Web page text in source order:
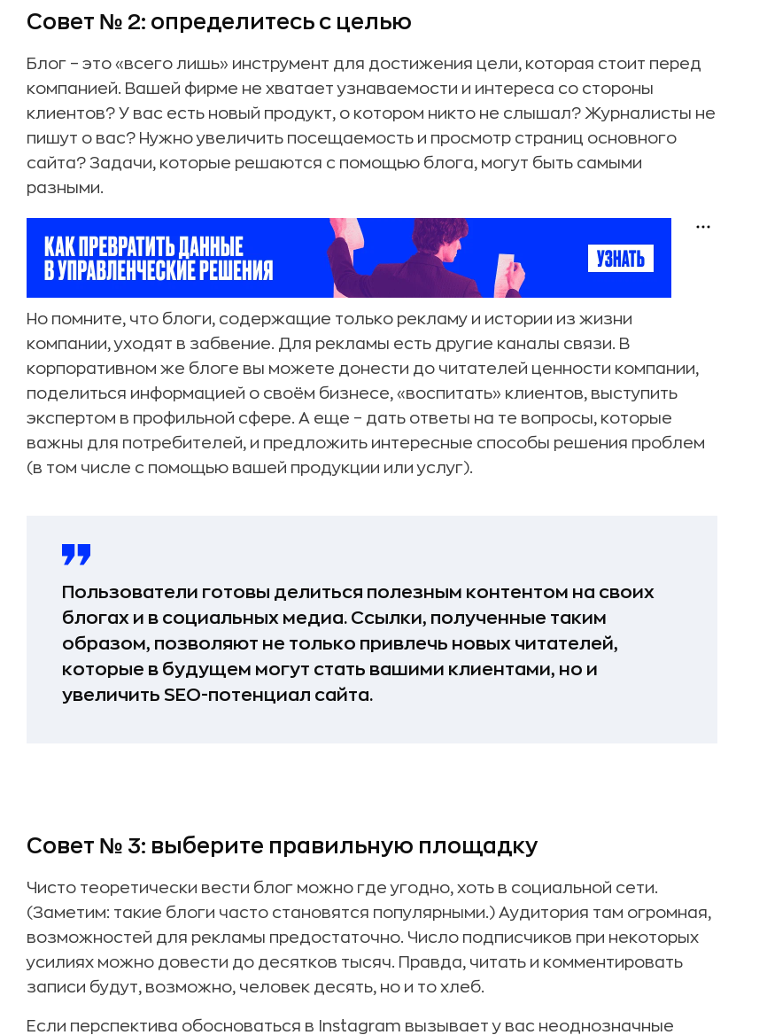
Совет № 2: определитесь с целью
Блог – это «всего лишь» инструмент для достижения цели, которая стоит перед
компанией. Вашей фирме не хватает узнаваемости и интереса со стороны
клиентов? У вас есть новый продукт, о котором никто не слышал? Журналисты не
пишут о вас? Нужно увеличить посещаемость и просмотр страниц основного
сайта? Задачи, которые решаются с помощью блога, могут быть самыми
разными.
Но помните, что блоги, содержащие только рекламу и истории из жизни
компании, уходят в забвение. Для рекламы есть другие каналы связи. В
корпоративном же блоге вы можете донести до читателей ценности компании,
поделиться информацией о своём бизнесе, «воспитать» клиентов, выступить
экспертом в профильной сфере. А еще – дать ответы на те вопросы, которые
важны для потребителей, и предложить интересные способы решения проблем
(в том числе с помощью вашей продукции или услуг).
Пользователи готовы делиться полезным контентом на своих
блогах и в социальных медиа. Ссылки, полученные таким
образом, позволяют не только привлечь новых читателей,
которые в будущем могут стать вашими клиентами, но и
увеличить SEO-потенциал сайта.
Совет № 3: выберите правильную площадку
Чисто теоретически вести блог можно где угодно, хоть в социальной сети.
(Заметим: такие блоги часто становятся популярными.) Аудитория там огромная,
возможностей для рекламы предостаточно. Число подписчиков при некоторых
усилиях можно довести до десятков тысяч. Правда, читать и комментировать
записи будут, возможно, человек десять, но и то хлеб.
Если перспектива обосноваться в Instagram вызывает у вас неоднозначные